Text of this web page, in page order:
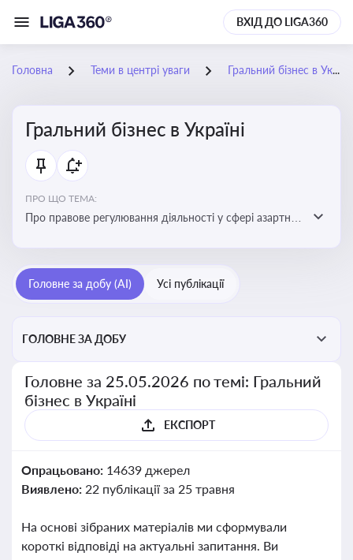
ВХІД ДО LIGA360
Головна Теми в центрі уваги Гральний бізнес в Україні
Гральний бізнес в Україні
ПРО ЩО ТЕМА:
Про правове регулювання діяльності у сфері азартних
реальні кейси
Головне за добу (AI) Усі публікації
ГОЛОВНЕ ЗА ДОБУ
Головне за 25.05.2026 по темі: Гральний
бізнес в Україні
ЕКСПОРТ
Опрацьовано: 14639 джерел
Виявлено: 22 публікації за 25 травня
На основі зібраних матеріалів ми сформували
короткі відповіді на актуальні запитання. Ви